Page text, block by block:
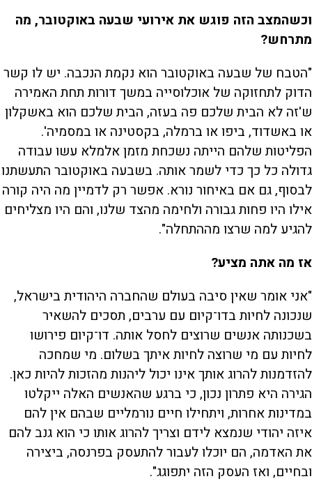
וכשהמצב הזה פוגש את אירועי שבעה באוקטובר, מה
מתרחש?
"הטבח של שבעה באוקטובר הוא נקמת הנכבה. יש לו קשר
הדוק לתחזוקה של אוכלוסייה במשך דורות תחת האמירה
ש'זה לא הבית שלכם פה בעזה, הבית שלכם הוא באשקלון
או באשדוד, ביפו או ברמלה, בקסטינה או במסמיה'.
הפליטות שלהם הייתה נשכחת מזמן אלמלא עשו עבודה
גדולה כל כך כדי לשמר אותה. בשבעה באוקטובר התעשתנו
לבסוף, גם אם באיחור נורא. אפשר רק לדמיין מה היה קורה
אילו היו פחות גבורה ולחימה מהצד שלנו, והם היו מצליחים
להגיע למה שרצו מההתחלה".
אז מה אתה מציע?
"אני אומר שאין סיבה בעולם שהחברה היהודית בישראל,
שנכונה לחיות בדו־קיום עם ערבים, תסכים להשאיר
בשכנותה אנשים שרוצים לחסל אותה. דו־קיום פירושו
לחיות עם מי שרוצה לחיות איתך בשלום. מי שמחכה
להזדמנות להרוג אותך אינו יכול ליהנות מהזכות להיות כאן.
הגירה היא פתרון נכון, כי ברגע שהאנשים האלה ייקלטו
במדינות אחרות, ויתחילו חיים נורמליים שבהם אין להם
איזה יהודי שנמצא לידם וצריך להרוג אותו כי הוא גנב להם
את האדמה, הם יוכלו לעבור להתעסק בפרנסה, ביצירה
ובחיים, ואז העסק הזה יתפוגג".